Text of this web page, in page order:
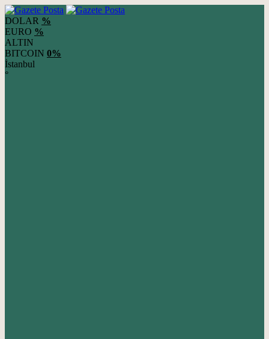
DOLAR %
EURO %
ALTIN
BITCOIN 0%
İstanbul
°